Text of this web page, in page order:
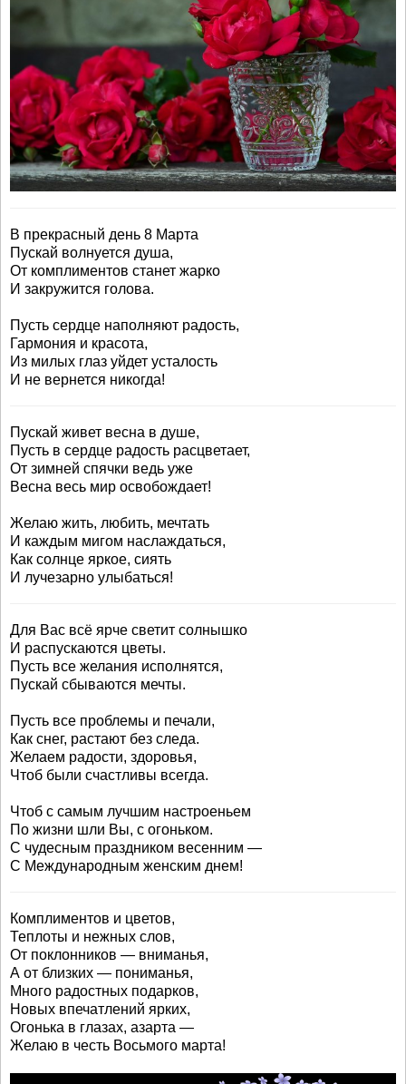
В прекрасный день 8 Марта
Пускай волнуется душа,
От комплиментов станет жарко
И закружится голова.
Пусть сердце наполняют радость,
Гармония и красота,
Из милых глаз уйдет усталость
И не вернется никогда!
Пускай живет весна в душе,
Пусть в сердце радость расцветает,
От зимней спячки ведь уже
Весна весь мир освобождает!
Желаю жить, любить, мечтать
И каждым мигом наслаждаться,
Как солнце яркое, сиять
И лучезарно улыбаться!
Для Вас всё ярче светит солнышко
И распускаются цветы.
Пусть все желания исполнятся,
Пускай сбываются мечты.
Пусть все проблемы и печали,
Как снег, растают без следа.
Желаем радости, здоровья,
Чтоб были счастливы всегда.
Чтоб с самым лучшим настроеньем
По жизни шли Вы, с огоньком.
С чудесным праздником весенним —
С Международным женским днем!
Комплиментов и цветов,
Теплоты и нежных слов,
От поклонников — вниманья,
А от близких — пониманья,
Много радостных подарков,
Новых впечатлений ярких,
Огонька в глазах, азарта —
Желаю в честь Восьмого марта!